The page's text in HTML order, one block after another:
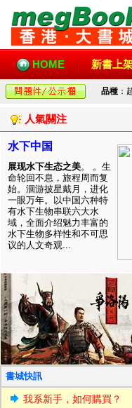
HOME 新書上
品種 ：
人氣關注
水下中国
展现水下生态之美。 。生
命轮回不息，旅程周而复
始。洄游披星戴月，进化
一眼万年。以中国六种特
有水下生物串联六大水
域，全面介绍魅力丰富的
水下生物多样性和不可思
议的人文奇观...
書城快訊
我系新手，如何購買？